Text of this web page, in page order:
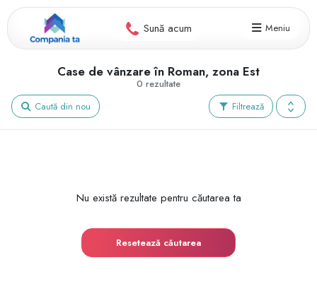
Sună acum Meniu
0 rezultate
Case de vânzare în Roman, zona Est
Filtrează
Caută din nou
Nu există rezultate pentru căutarea ta
Resetează căutarea